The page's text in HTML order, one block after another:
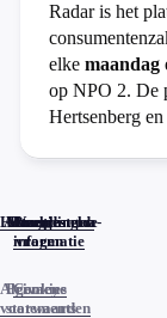
Radar is het
elke maandag
op NPO 2. De
Hertsenberg
Home
Actueel
Uitzendingen
Reacties
Programma-
informatie
Veelgestelde
vragen
Algemene
voorwaarden
Privacy
statements
Cookies